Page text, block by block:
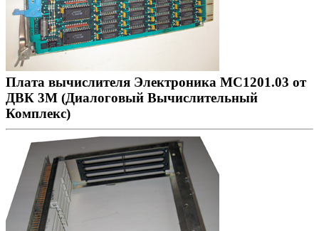
Плата вычислителя Электроника МС1201.03 от
ДВК 3М (Диалоговый Вычислительный
Комплекс)